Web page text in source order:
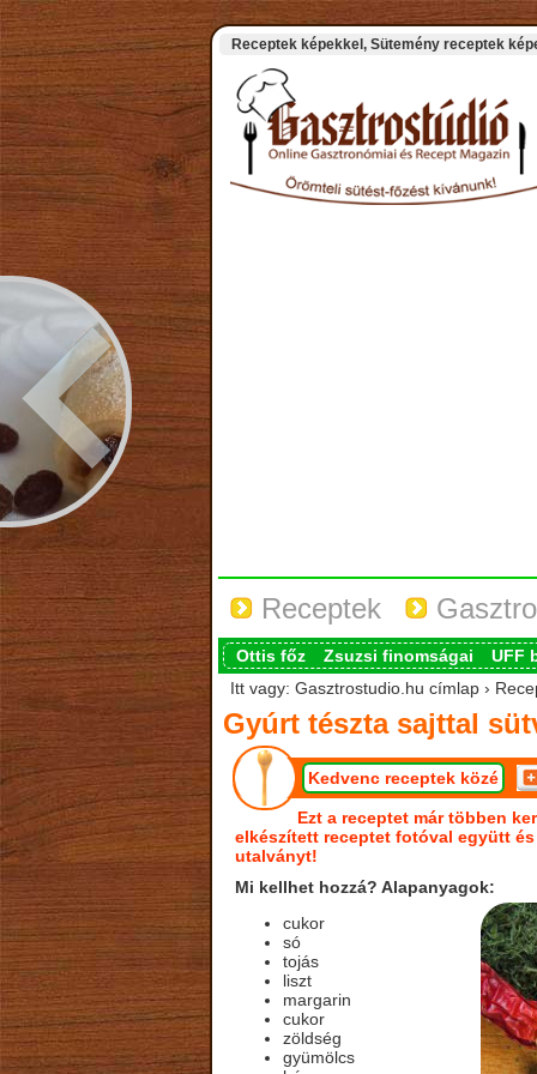
Receptek képekkel, Sütemény receptek
Receptek
Ottis főz Zsuzsi finomságai
UFF
Itt vagy: Gasztrostudio.hu címlap ›
Gyúrt tészta sajttal
Kedvenc receptek közé
Ezt a receptet már többen
elkészített receptet fotóval együtt
utalványt!
Mi kellhet hozzá? Alapanyagok:
cukor
só
tojás
liszt
margarin
cukor
zöldség
gyümölcs